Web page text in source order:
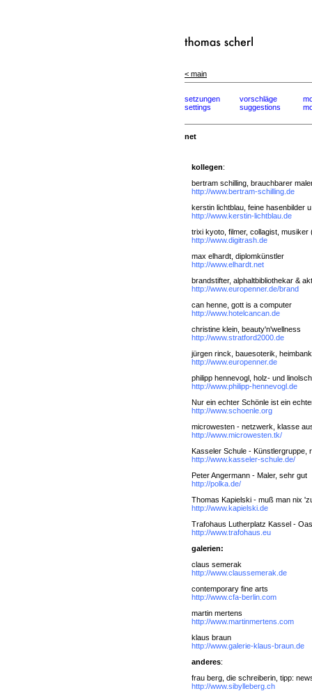
< main
setzungen
settings
vorschläge
suggestions
net
kollegen:
bertram schilling, brauchbarer
http://www.bertram-schilling.de
kerstin lichtblau, feine hasenbilder
http://www.kerstin-lichtblau.de
trixi kyoto, filmer, collagist, musiker
http://www.digitrash.de
max elhardt, diplomkünstler
http://www.elhardt.net
brandstifter, alphaltbibliothekar &
http://www.europenner.de/brand
can henne, gott is a computer
http://www.hotelcancan.de
christine klein, beauty'n'wellness
http://www.stratford2000.de
jürgen rinck, bauesoterik,
http://www.europenner.de
philipp hennevogl, holz- und
http://www.philipp-hennevogl.de
Nur ein echter Schönle ist ein
http://www.schoenle.org
microwesten - netzwerk, klasse
http://www.microwesten.tk/
Kasseler Schule - Künstlergruppe,
http://www.kasseler-schule.de/
Peter Angermann - Maler, sehr gut
http://polka.de/
Thomas Kapielski - muß man nix
http://www.kapielski.de
Trafohaus Lutherplatz Kassel -
http://www.trafohaus.eu
galerien:
claus semerak
http://www.claussemerak.de
contemporary fine arts
http://www.cfa-berlin.com
martin mertens
http://www.martinmertens.com
klaus braun
http://www.galerie-klaus-braun.de
anderes:
frau berg, die schreiberin, tipp:
http://www.sibylleberg.ch